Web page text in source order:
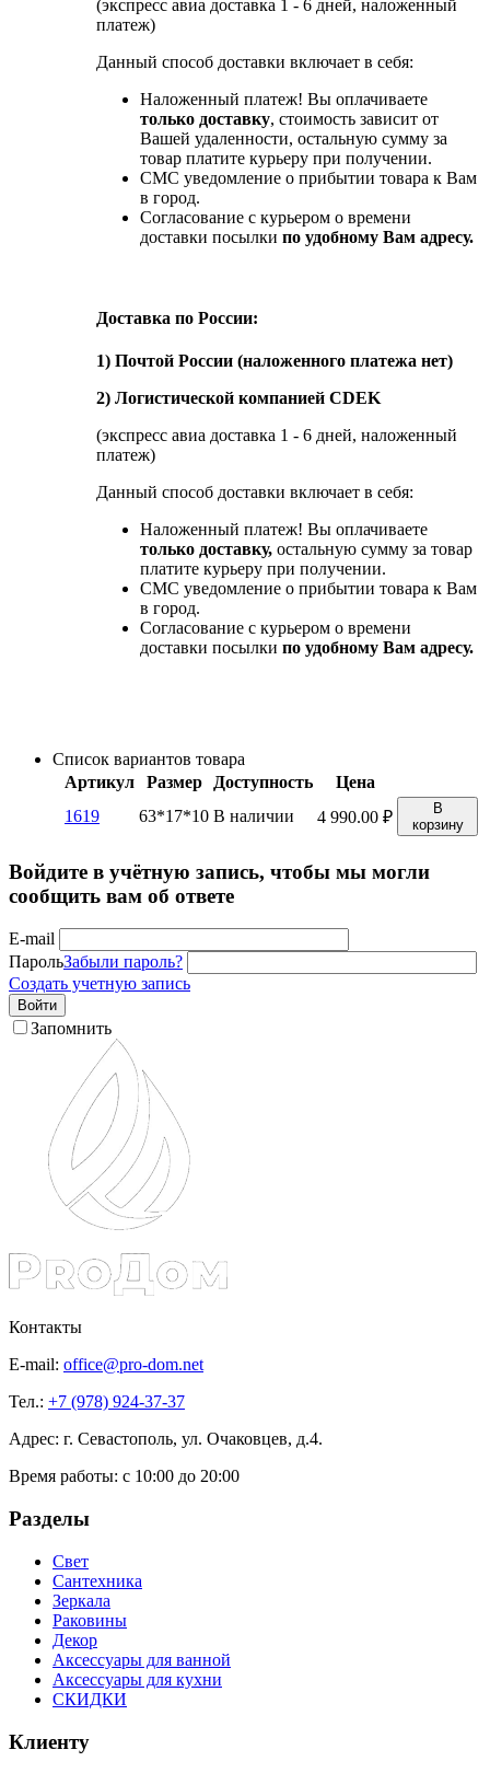
(экспресс авиа доставка 1 - 6 дней, наложенный
платеж)
Данный способ доставки включает в себя:
Наложенный платеж! Вы оплачиваете
только доставку, стоимость зависит от
Вашей удаленности, остальную сумму за
товар платите курьеру при получении.
СМС уведомление о прибытии товара к Вам
в город.
Согласование с курьером о времени
доставки посылки по удобному Вам адресу.
Доставка по России:
1) Почтой России (наложенного платежа нет)
2) Логистической компанией CDEK
(экспресс авиа доставка 1 - 6 дней, наложенный
платеж)
Данный способ доставки включает в себя:
Наложенный платеж! Вы оплачиваете
только доставку, остальную сумму за товар
платите курьеру при получении.
СМС уведомление о прибытии товара к Вам
в город.
Согласование с курьером о времени
доставки посылки по удобному Вам адресу.
Список вариантов товара
Артикул
Размер Доступность
Цена
1619
63*17*10 В наличии 4 990.00 ₽
В
корзину
Войдите в учётную запись, чтобы мы могли
сообщить вам об ответе
E-mail
ПарольЗабыли пароль?
Создать учетную запись
Войти
Запомнить
Контакты
E-mail: office@pro-dom.net
Тел.: +7 (978) 924-37-37
Адрес: г. Севастополь, ул. Очаковцев, д.4.
Время работы: с 10:00 до 20:00
Разделы
Свет
Сантехника
Зеркала
Раковины
Декор
Аксессуары для ванной
Аксессуары для кухни
СКИДКИ
Клиенту